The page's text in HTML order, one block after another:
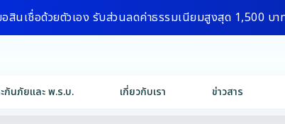
อสินเชื่อด้วยตัวเอง รับส่วนลดค่าธรรมเนียมสูงสุด 1,500 บา
กันภัยและ พ.ร.บ. เกี่ยวกับเรา ข่าวสาร